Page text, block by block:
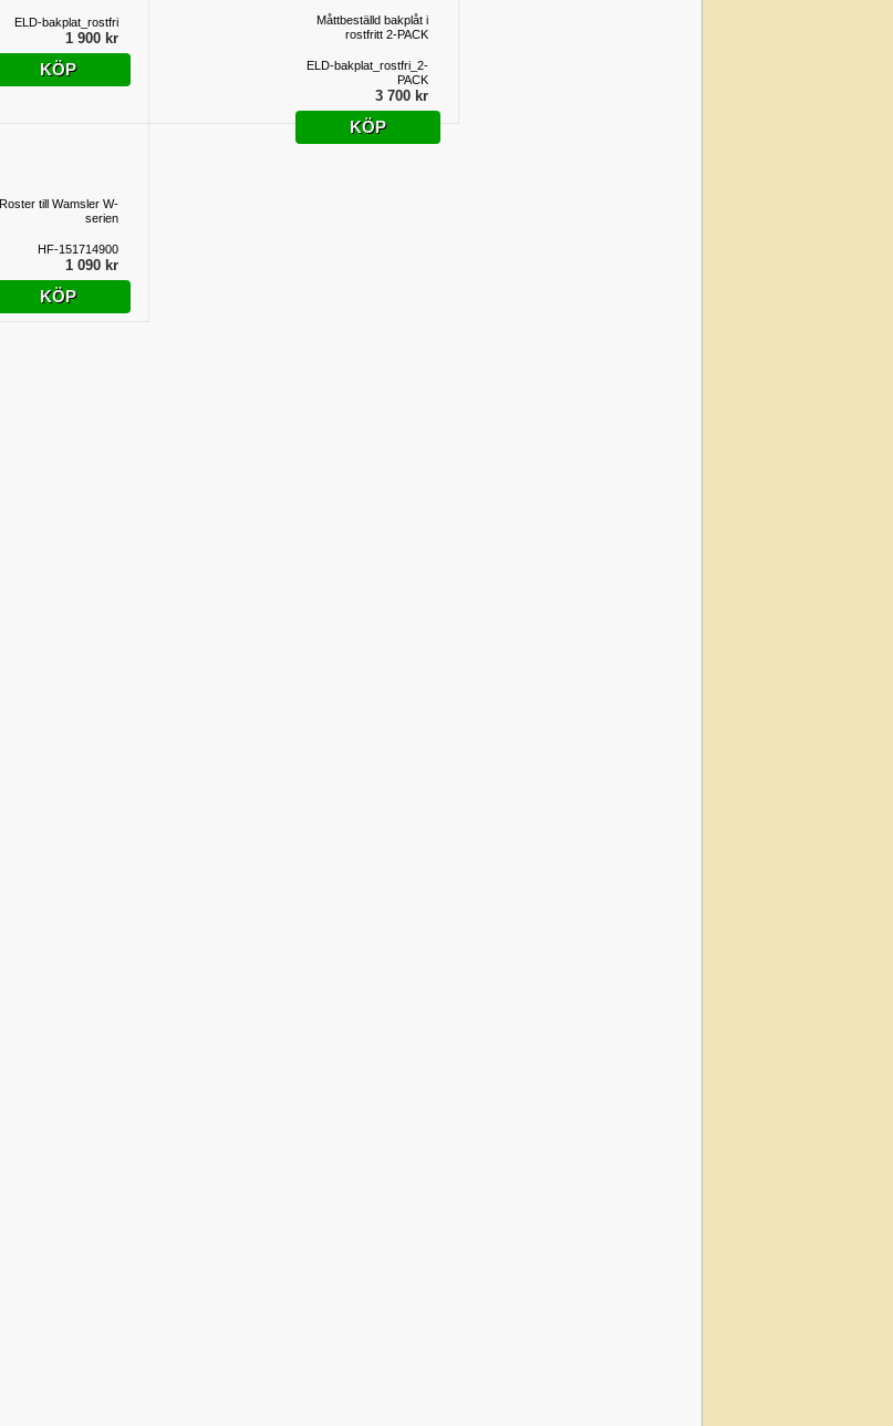
ELD-bakplat_rostfri
1 900 kr
KÖP
Måttbeställd bakplåt i
rostfritt 2-PACK
ELD-bakplat_rostfri_2-
PACK
3 700 kr
KÖP
Roster till Wamsler W-
serien
HF-151714900
1 090 kr
KÖP